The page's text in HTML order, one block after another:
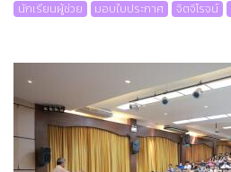
นักเรียนผู้ช่วย มอบใบประกาศ จิตจิโรจน์